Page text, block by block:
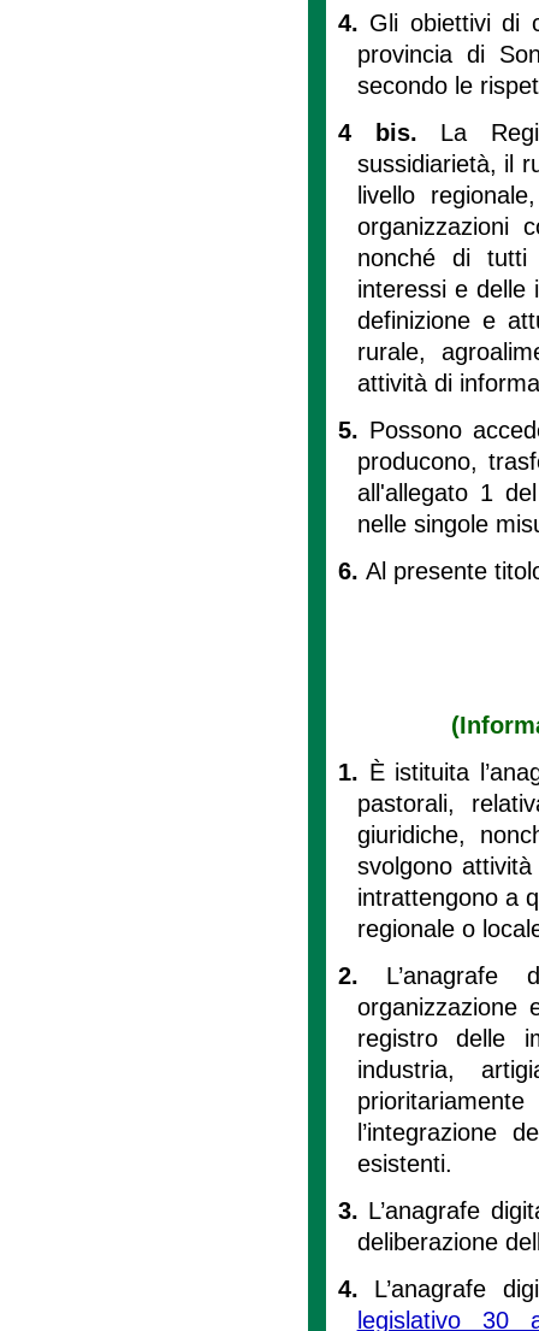
4. Gli obiettivi di
provincia di
secondo le
4 bis. La
sussidiarietà, il
livello
organizzazioni
nonché di tutti
interessi e delle
definizione e
rurale,
attività di
5. Possono
producono,
all'allegato 1
nelle singole
6. Al presente
1. È istituita
pastorali,
giuridiche,
svolgono
intrattengono a
regionale o
2.
organizzazione
registro delle
industria,
l’integrazione
esistenti.
3. L’anagrafe
deliberazione
4. L’anagrafe
legislativo 30